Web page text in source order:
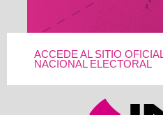
ACCEDE AL SITIO
NACIONAL ELECTORAL